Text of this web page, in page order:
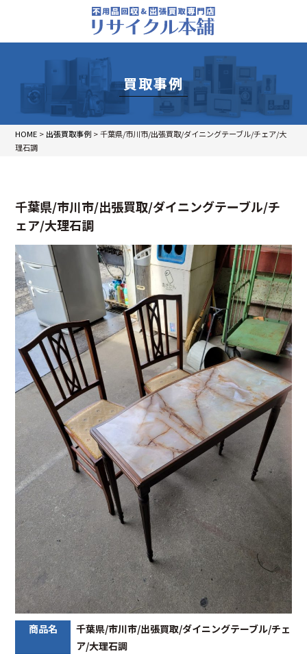
買取事例
HOME > 出張買取事例 >千葉県/市川市/出張買取/ダイニングテーブル/チェア/大
理石調
千葉県/市川市/出張買取/ダイニングテーブル/チ
ェア/大理石調
商品名
千葉県/市川市/出張買取/ダイニングテーブル/チェ
ア/大理石調